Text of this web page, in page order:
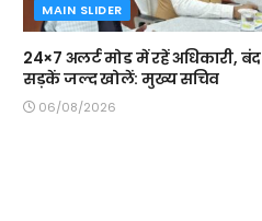
MAIN SLIDER
24×7 अलर्ट मोड में रहें अधिकारी, बंद
सड़कें जल्द खोलें: मुख्य सचिव
06/08/2026